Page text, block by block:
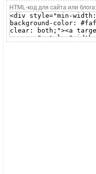
HTML-код для сайта или блога: